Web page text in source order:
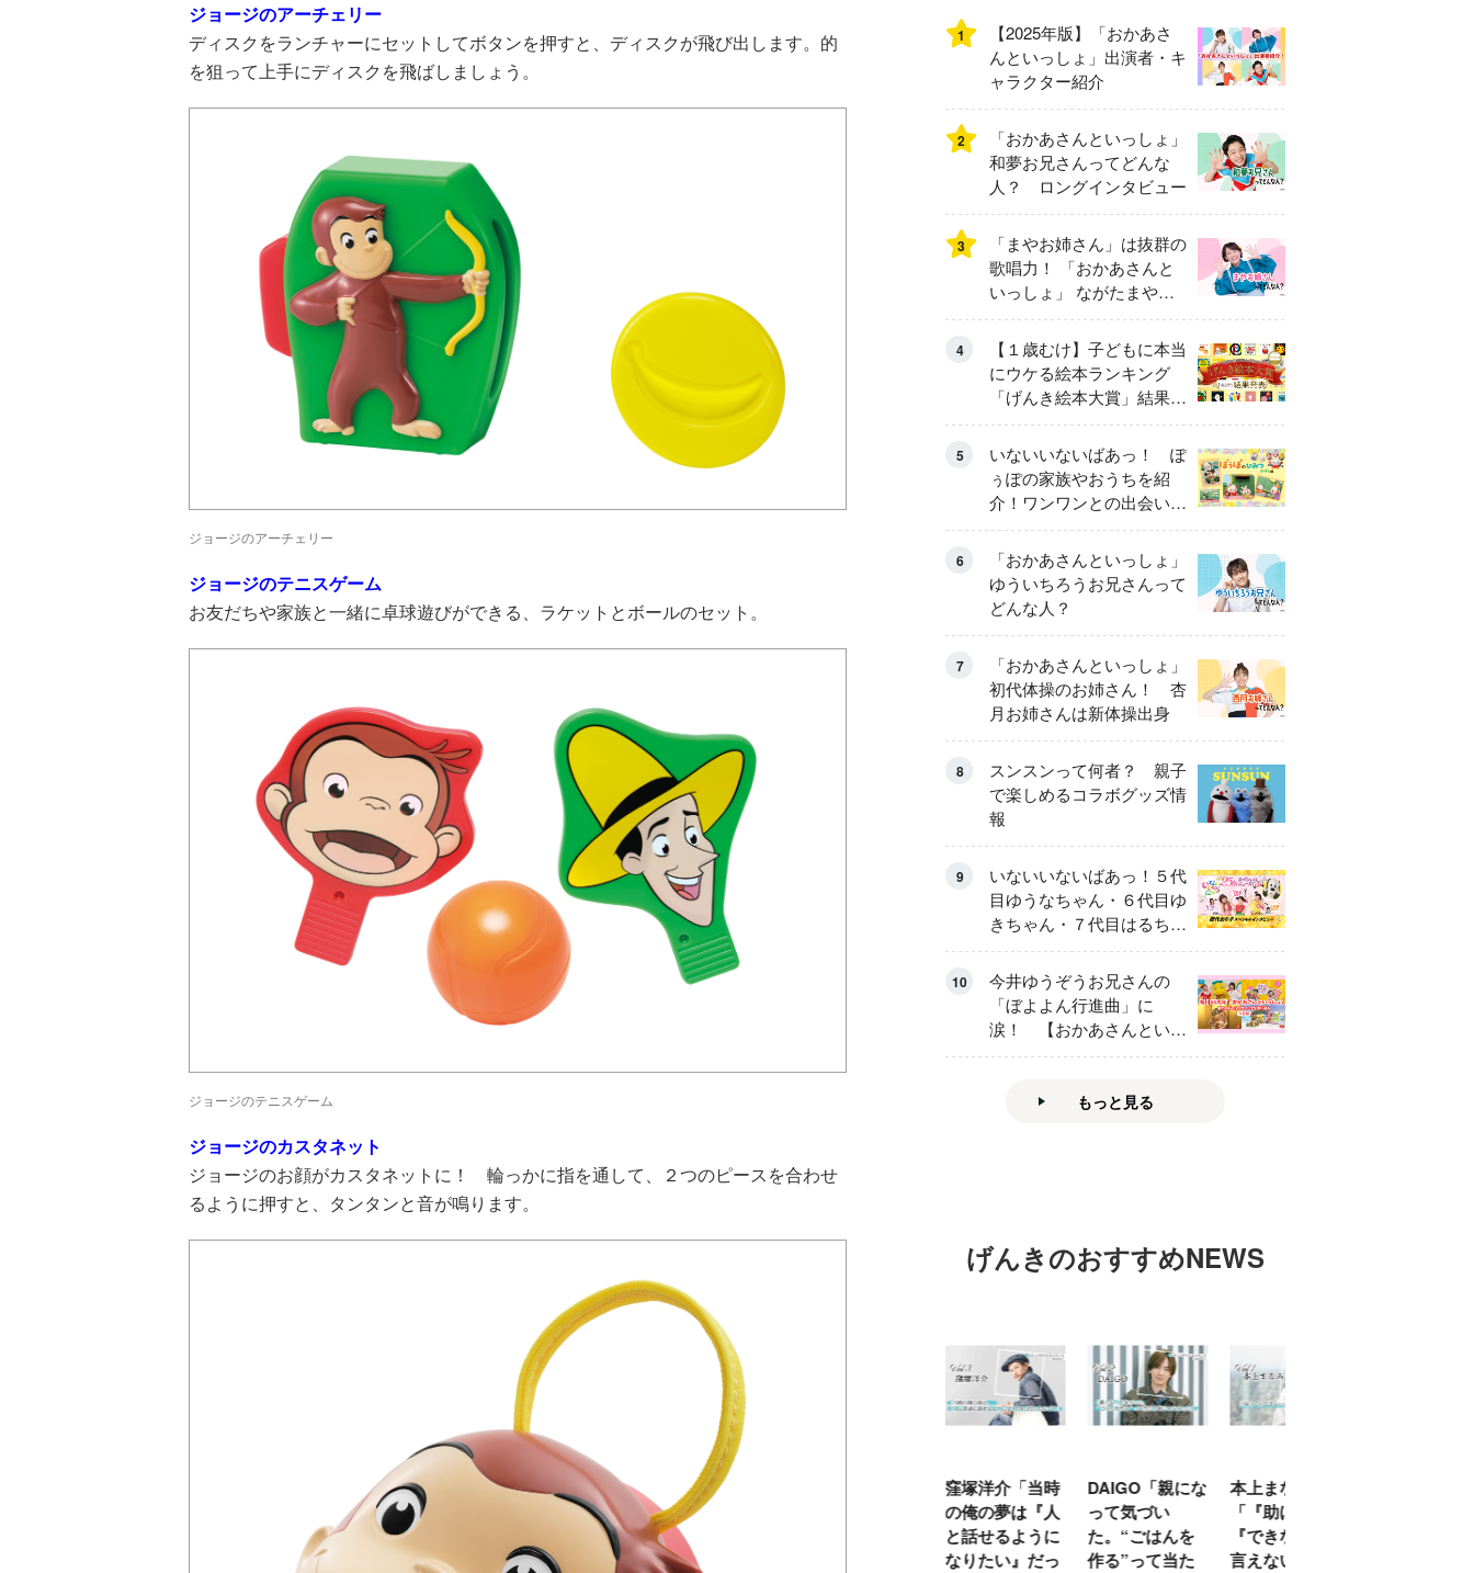
ジョージのアーチェリー
ディスクをランチャーにセットしてボタンを押すと、ディスクが飛び出します。的
を狙って上手にディスクを飛ばしましょう。
ジョージのアーチェリー
ジョージのテニスゲーム
お友だちや家族と一緒に卓球遊びができる、ラケットとボールのセット。
ジョージのテニスゲーム
ジョージのカスタネット
ジョージのお顔がカスタネットに！ 輪っかに指を通して、２つのピースを合わせ
るように押すと、タンタンと音が鳴ります。
1
【2025年版】「おかあさ
んといっしょ」出演者・キ
ャラクター紹介
2
「おかあさんといっしょ」
和夢お兄さんってどんな
人？ ロングインタビュー
3
「まやお姉さん」は抜群の
歌唱力！ 「おかあさんと
いっしょ」 ながたまやさ
んってどんな人？
4
【１歳むけ】子どもに本当
にウケる絵本ランキング
「げんき絵本大賞」結果発
表
5
いないいないばあっ！ ぽ
ぅぽの家族やおうちを紹
介！ワンワンとの出会いの
瞬間も
6
「おかあさんといっしょ」
ゆういちろうお兄さんって
どんな人？
7
「おかあさんといっしょ」
初代体操のお姉さん！ 杏
月お姉さんは新体操出身
8
スンスンって何者？ 親子
で楽しめるコラボグッズ情
報
9
いないいないばあっ！５代
目ゆうなちゃん・６代目ゆ
きちゃん・７代目はるちゃ
ん スペシャルインタビュ
ー
10
今井ゆうぞうお兄さんの
「ぼよよん行進曲」に
涙！ 【おかあさんといっ
しょ65周年特別番組】
もっと見る
げんきのおすすめNEWS
きな子』だった
けど『歌がうま
元体操のお兄さ
ん小林よしひさ
「小３で観たあ
の人の映画が人
TBSアナ井上貴
博「アナウンサ
ったことは一度
ひろゆき「『自
分はこれが得意
だ』という“思
い込み”は重
窪塚洋介「当時
の俺の夢は『人
と話せるように
なりたい』だっ
DAIGO「親にな
って気づい
た。“ごはんを
作る”って当た
本上まなみ
「『助けて』
『できない』が
言えない子ども